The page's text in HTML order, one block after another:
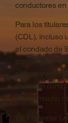
conductores en
Para los
(CDL), incluso
el condado de
puntos en la
seguro y
multa sin
costar mucho
En Flatwater